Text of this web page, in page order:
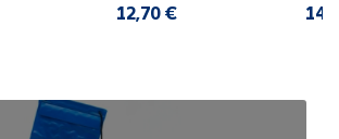
12,70 €